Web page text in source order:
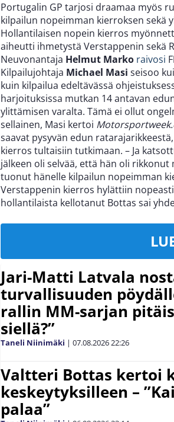
Portugalin GP tarjosi draamaa myös
kilpailun nopeimman kierroksen sekä
Hollantilaisen nopein kierros
aiheutti ihmetystä Verstappenin sekä
Neuvonantaja Helmut Marko raivosi
Kilpailujohtaja Michael Masi seisoo
kuin kilpailua edeltävässä
harjoituksissa mutkan 14 antavan
ylittämisen varalta. Tämä ei ollut
sellainen, Masi kertoi
saavat pysyvän edun
kierros tultaisiin tutkimaan. – Ja
jälkeen oli selvää, että hän oli
tuonut hänelle kilpailun nopeimman
Verstappenin kierros hylättiin
hollantilaista kellotanut Bottas sai
Jari-Matti Latvala
turvallisuuden
rallin MM-sarjan
siellä?”
Taneli Niinimäki | 07.08.202622:26
Valtteri Bottas kertoi
keskeytyksilleen –
palaa”